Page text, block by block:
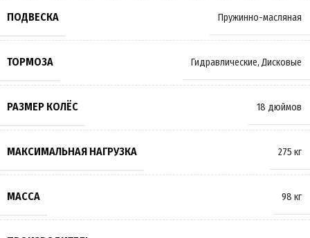
ПОДВЕСКА Пружинно-масляная
ТОРМОЗА Гидравлические, Дисковые
РАЗМЕР КОЛЁС 18 дюймов
МАКСИМАЛЬНАЯ НАГРУЗКА 275 кг
МАССА 98 кг